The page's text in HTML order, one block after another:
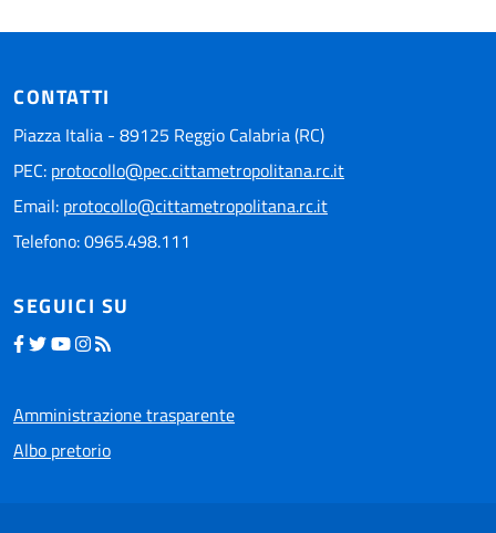
CONTATTI
Piazza Italia - 89125 Reggio Calabria (RC)
PEC: protocollo@pec.cittametropolitana.rc.it
Email: protocollo@cittametropolitana.rc.it
Telefono: 0965.498.111
SEGUICI SU
Amministrazione trasparente
Albo pretorio